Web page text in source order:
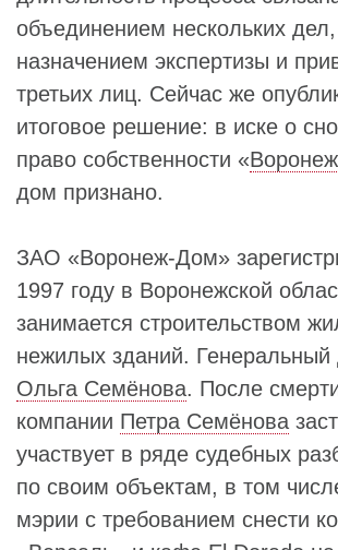
объединением нескольких дел,
назначением экспертизы и
третьих лиц. Сейчас же
итоговое решение: в иске о
право собственности «
дом признано.
ЗАО «Воронеж-Дом»
1997 году в Воронежской
занимается строительством
нежилых зданий.
Ольга Семёнова. После
компании Петра Семёнова
участвует в ряде судебных
по своим объектам, в том
мэрии с требованием снести